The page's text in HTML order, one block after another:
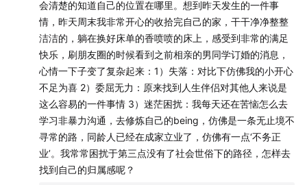
00:18:00当人把外部评价内化成自己的人生指南
00:22:36讨好型人格、外驱型完美主义…可能都与“比较”
00:26:30比较是人类的一种高级认知方式，但超越比较是
更高级的能力
00:32:43“比肩而立”：通过言传身教传递“比较”的正向、
憧憬的能量
会清楚的知道自己的位置在哪里。想到昨天发生的一件事
情，昨天周末我非常开心的收拾完自己的家，干干净净整整
洁洁的，躺在换好床单的香喷喷的床上，感受到非常的满足
快乐，刷朋友圈的时候看到之前相亲的男同学订婚的消息，
心情一下子变了复杂起来：1）失落：对比下仿佛我的小开心
不足为喜 2）委屈无力：原来找到人生伴侣对其他人来说是
这么容易的一件事情 3）迷茫困扰：我每天还在苦恼怎么去
学习非暴力沟通，去修炼自己的being，仿佛是一条无止境不
寻常的路，同龄人已经在成家立业了，仿佛有一点‘不务正
业’。我常常困扰于第三点没有了社会世俗下的路径，怎样去
找到自己的归属感呢？